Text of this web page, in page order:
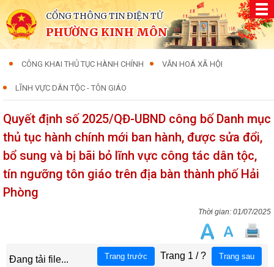
CỔNG THÔNG TIN ĐIỆN TỬ
PHƯỜNG KINH MÔN
CÔNG KHAI THỦ TỤC HÀNH CHÍNH VĂN HOÁ XÃ HỘI
LĨNH VỰC DÂN TỘC - TÔN GIÁO
Quyết định số 2025/QĐ-UBND công bố Danh mục
thủ tục hành chính mới ban hành, được sửa đổi,
bổ sung và bị bãi bỏ lĩnh vực công tác dân tộc,
tín ngưỡng tôn giáo trên địa bàn thành phố Hải
Phòng
01/07/2025